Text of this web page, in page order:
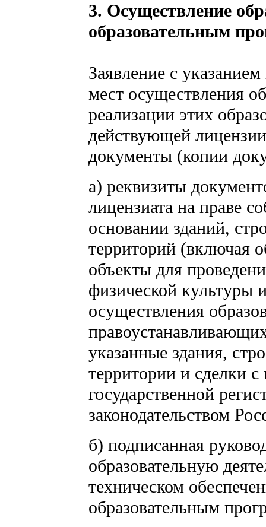
3. Осуществление
образовательным
Заявление с
мест осуществления
реализации этих
действующей
документы (копии
а) реквизиты
лицензиата на праве
основании зданий,
территорий (включая
объекты для
физической культуры
осуществления
указанные здания,
территории и сделки
государственной
законодательством
б) подписанная
образовательную
техническом
образовательным